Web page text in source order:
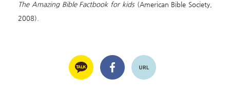
The Amazing Bible Factbook for kids (American Bible Society,
2008).